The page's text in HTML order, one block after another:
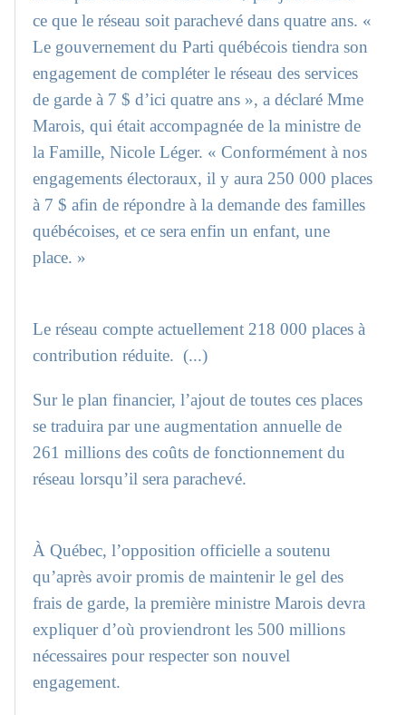
ce que le réseau soit parachevé dans quatre ans. «
Le gouvernement du Parti québécois tiendra son
engagement de compléter le réseau des services
de garde à 7 $ d’ici quatre ans », a déclaré Mme
Marois, qui était accompagnée de la ministre de
la Famille, Nicole Léger. « Conformément à nos
engagements électoraux, il y aura 250 000 places
à 7 $ afin de répondre à la demande des familles
québécoises, et ce sera enfin un enfant, une
place. »
Le réseau compte actuellement 218 000 places à
contribution réduite. (...)
Sur le plan financier, l’ajout de toutes ces places
se traduira par une augmentation annuelle de
261 millions des coûts de fonctionnement du
réseau lorsqu’il sera parachevé.
À Québec, l’opposition officielle a soutenu
qu’après avoir promis de maintenir le gel des
frais de garde, la première ministre Marois devra
expliquer d’où proviendront les 500 millions
nécessaires pour respecter son nouvel
engagement.